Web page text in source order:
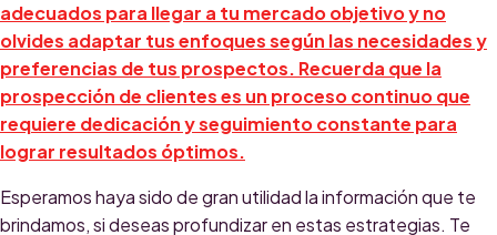
adecuados para llegar a tu mercado objetivo y no
olvides adaptar tus enfoques según las necesidades y
preferencias de tus prospectos. Recuerda que la
prospección de clientes es un proceso continuo que
requiere dedicación y seguimiento constante para
lograr resultados óptimos.
Esperamos haya sido de gran utilidad la información que te
brindamos, si deseas profundizar en estas estrategias. Te